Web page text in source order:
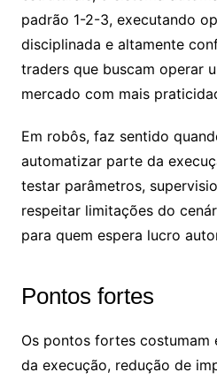
padrão 1-2-3, executando
disciplinada e altamente
traders que buscam operar
mercado com mais
Em robôs, faz sentido
automatizar parte da
testar parâmetros,
respeitar limitações do
para quem espera lucro
Pontos fortes
Os pontos fortes costumam
da execução, redução de